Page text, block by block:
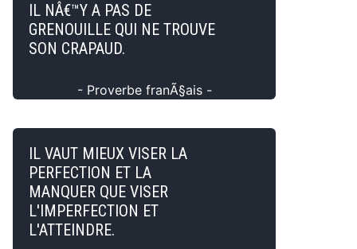
IL NÂ€™Y A PAS DE
GRENOUILLE QUI NE TROUVE
SON CRAPAUD.
- Proverbe franÃ§ais -
IL VAUT MIEUX VISER LA
PERFECTION ET LA
MANQUER QUE VISER
L'IMPERFECTION ET
L'ATTEINDRE.